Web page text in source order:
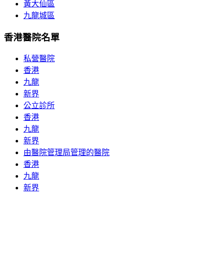
黃大仙區
九龍城區
香港醫院名單
私營醫院
香港
九龍
新界
公立診所
香港
九龍
新界
由醫院管理局管理的醫院
香港
九龍
新界